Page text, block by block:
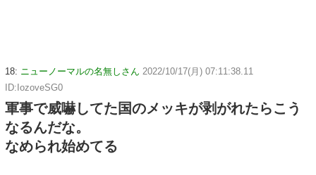
18: ニューノーマルの名無しさん 2022/10/17(月) 07:11:38.11
ID:IozoveSG0
軍事で威嚇してた国のメッキが剥がれたらこう
なるんだな。
なめられ始めてる